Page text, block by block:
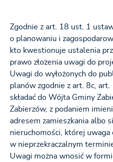
Zgodnie z art. 18 ust. 1
o planowaniu i
kto kwestionuje ustalenia
prawo złożenia uwagi do
Uwagi do wyłożonych do
planów zgodnie z art. 8c,
składać do Wójta Gminy
Zabierzów, z podaniem
adresem zamieszkania albo
nieruchomości, której uwaga
w nieprzekraczalnym
Uwagi można wnosić w